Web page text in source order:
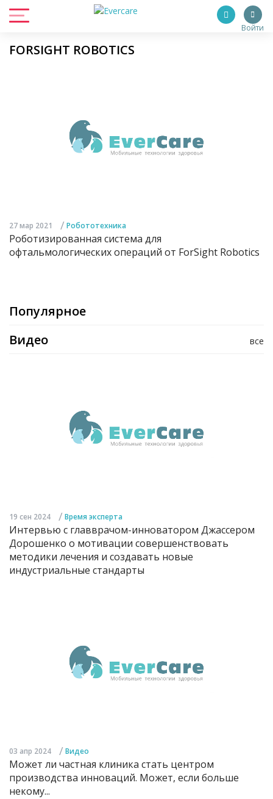
Войти
FORSIGHT ROBOTICS
27 мар 2021 / Робототехника
Роботизированная система для
офтальмологических операций от ForSight Robotics
Популярное
все
Видео
19 сен 2024 / Время эксперта
Интервью с главврачом-инноватором Джассером
Дорошенко о мотивации совершенствовать
методики лечения и создавать новые
индустриальные стандарты
03 апр 2024 / Видео
Может ли частная клиника стать центром
производства инноваций. Может, если больше
некому...